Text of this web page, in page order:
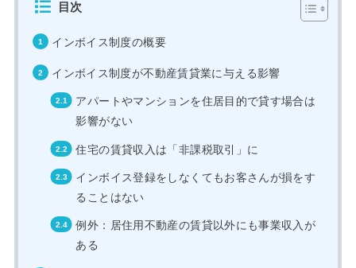
目次
インボイス制度の概要
インボイス制度が不動産賃貸業に与える影響
アパートやマンションを住居目的で貸す場合は
影響がない
住宅の賃貸収入は「非課税取引」に
インボイス登録をしなくてもお客さんが損をす
ることはない
例外：居住用不動産の賃貸以外にも事業収入が
ある